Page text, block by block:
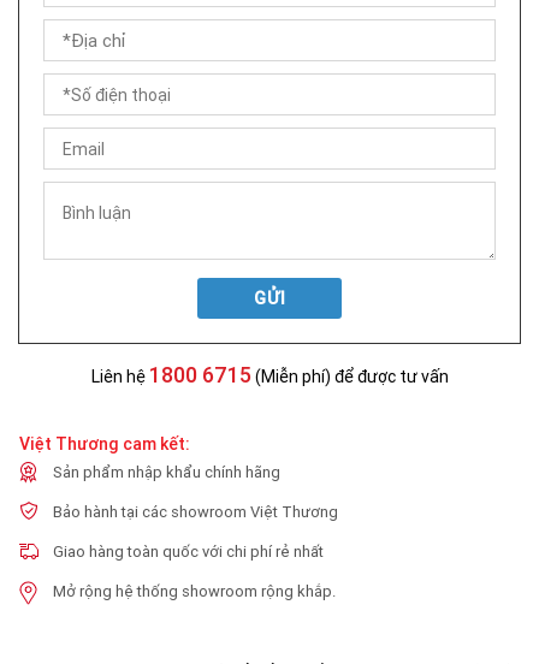
GỬI
Liên hệ 1800 6715 (Miễn phí) để được tư vấn
Việt Thương cam kết:
Sản phẩm nhập khẩu chính hãng
Bảo hành tại các showroom Việt Thương
Giao hàng toàn quốc với chi phí rẻ nhất
Mở rộng hệ thống showroom rộng khắp.